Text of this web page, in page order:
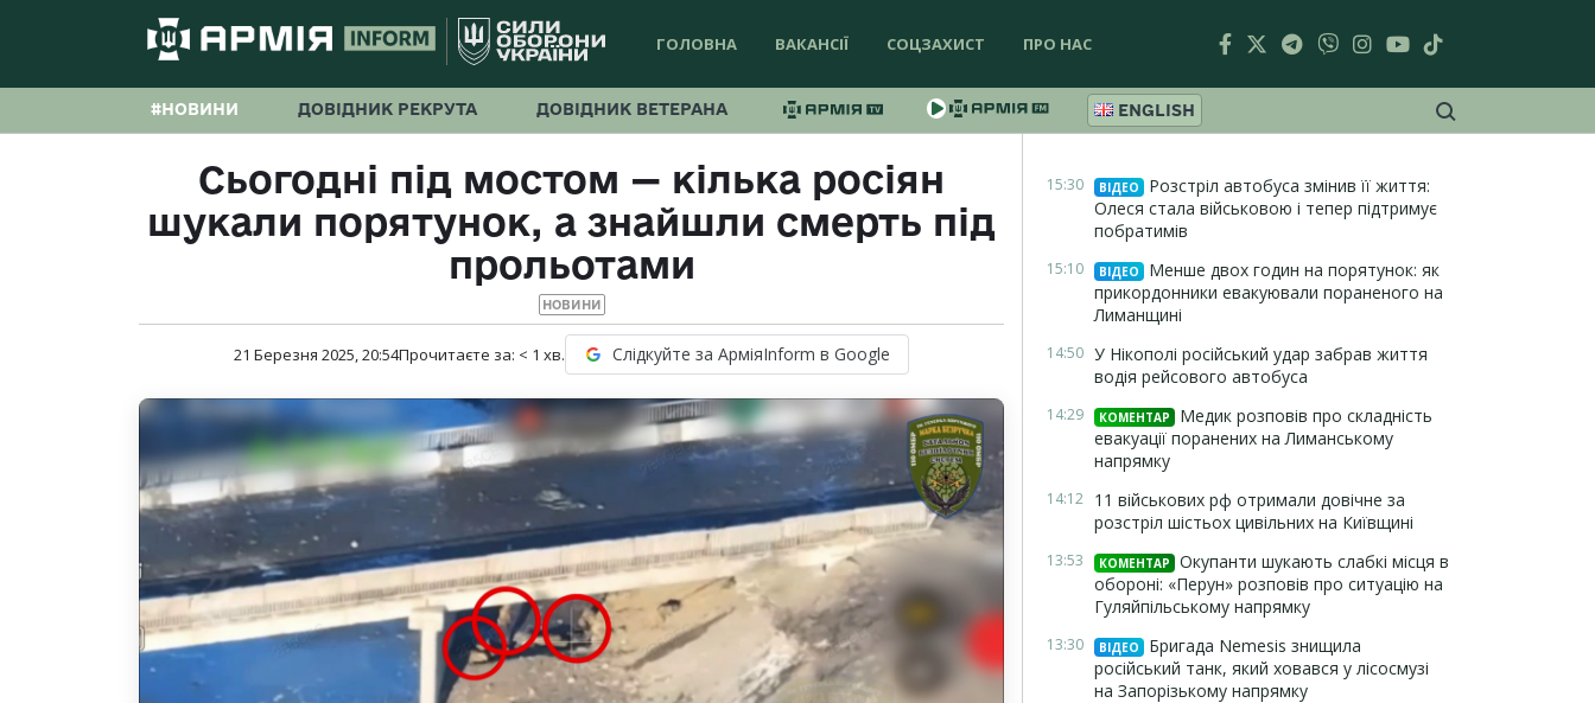
ГОЛОВНА ВАКАНСІЇ СОЦЗАХИСТ ПРО НАС
#НОВИНИ ДОВІДНИК РЕКРУТА ДОВІДНИК ВЕТЕРАНА ENGLISH
Сьогодні під мостом — кілька росіян
шукали порятунок, а знайшли смерть під
прольотами
НОВИНИ
21 Березня 2025, 20:54Прочитаєте за: < 1 хв. Слідкуйте за АрміяInform в Google
15:30 ВІДЕО
Розстріл автобуса змінив її життя:
Олеся стала військовою і тепер підтримує
побратимів
15:10 ВІДЕО
Менше двох годин на порятунок: як
прикордонники евакуювали пораненого на
Лиманщині
14:50 У Нікополі російський удар забрав життя
водія рейсового автобуса
14:29 КОМЕНТАР
Медик розповів про складність
евакуації поранених на Лиманському
напрямку
14:12 11 військових рф отримали довічне за
розстріл шістьох цивільних на Київщині
13:53 КОМЕНТАР
Окупанти шукають слабкі місця в
обороні: «Перун» розповів про ситуацію на
Гуляйпільському напрямку
13:30 ВІДЕО
Бригада Nemesis знищила
російський танк, який ховався у лісосмузі
на Запорізькому напрямку